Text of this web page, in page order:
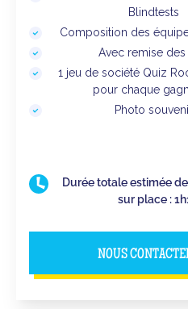
Blindtests
Composition des
Avec remise
1 jeu de société Quiz
pour chaque
Photo
Durée totale estimée
sur place :
NOUS